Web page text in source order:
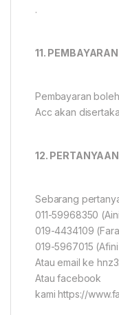
.
11. PEMBAYARAN
Pembayaran
Acc akan
12. PERTANYAAN
Sebarang
011-59968350
019-4434109
019-5967015
Atau email ke
Atau facebook
kami https://